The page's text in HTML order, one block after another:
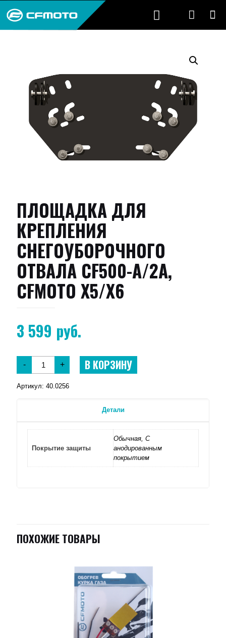
ПЛОЩАДКА ДЛЯ
КРЕПЛЕНИЯ
СНЕГОУБОРОЧНОГО
ОТВАЛА CF500-A/2A,
CFMOTO X5/X6
3 599 руб.
- + В КОРЗИНУ
Артикул: 40.0256
Детали
Покрытие защиты
Обычная, С
анодированным
покрытием
ПОХОЖИЕ ТОВАРЫ